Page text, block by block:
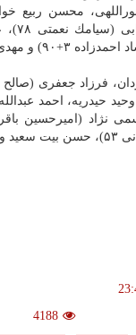
محسن ربیع
وحید
و مهدی شیری.
حیدریه، احمد
4188